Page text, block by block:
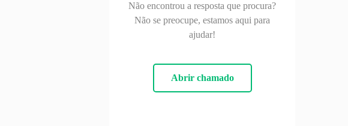
Não encontrou a resposta que procura?
Não se preocupe, estamos aqui para
ajudar!
Abrir chamado